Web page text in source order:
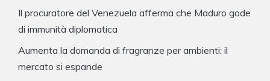
Il procuratore del Venezuela afferma che Maduro gode
di immunità diplomatica
Aumenta la domanda di fragranze per ambienti: il
mercato si espande